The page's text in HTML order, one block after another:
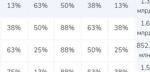
13% 63% 50% 38% 13%
38% 50% 88% 63% 38%
1.6
63% 25% 88% 50% 25%
1.5